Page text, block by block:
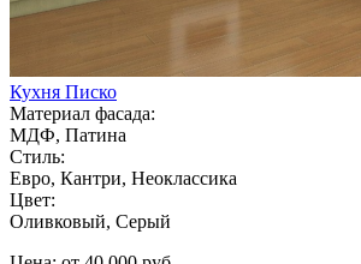
Кухня Писко
Материал фасада:
МДФ, Патина
Стиль:
Евро, Кантри, Неоклассика
Цвет:
Оливковый, Серый